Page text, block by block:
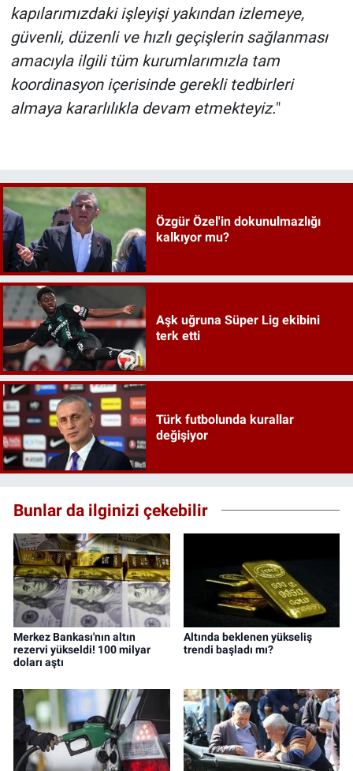
kapılarımızdaki işleyişi yakından izlemeye,
güvenli, düzenli ve hızlı geçişlerin sağlanması
amacıyla ilgili tüm kurumlarımızla tam
koordinasyon içerisinde gerekli tedbirleri
almaya kararlılıkla devam etmekteyiz."
Özgür Özel'in dokunulmazlığı
kalkıyor mu?
Aşk uğruna Süper Lig ekibini
terk etti
Türk futbolunda kurallar
değişiyor
Bunlar da ilginizi çekebilir
Merkez Bankası'nın altın
rezervi yükseldi! 100 milyar
doları aştı
Altında beklenen yükseliş
trendi başladı mı?